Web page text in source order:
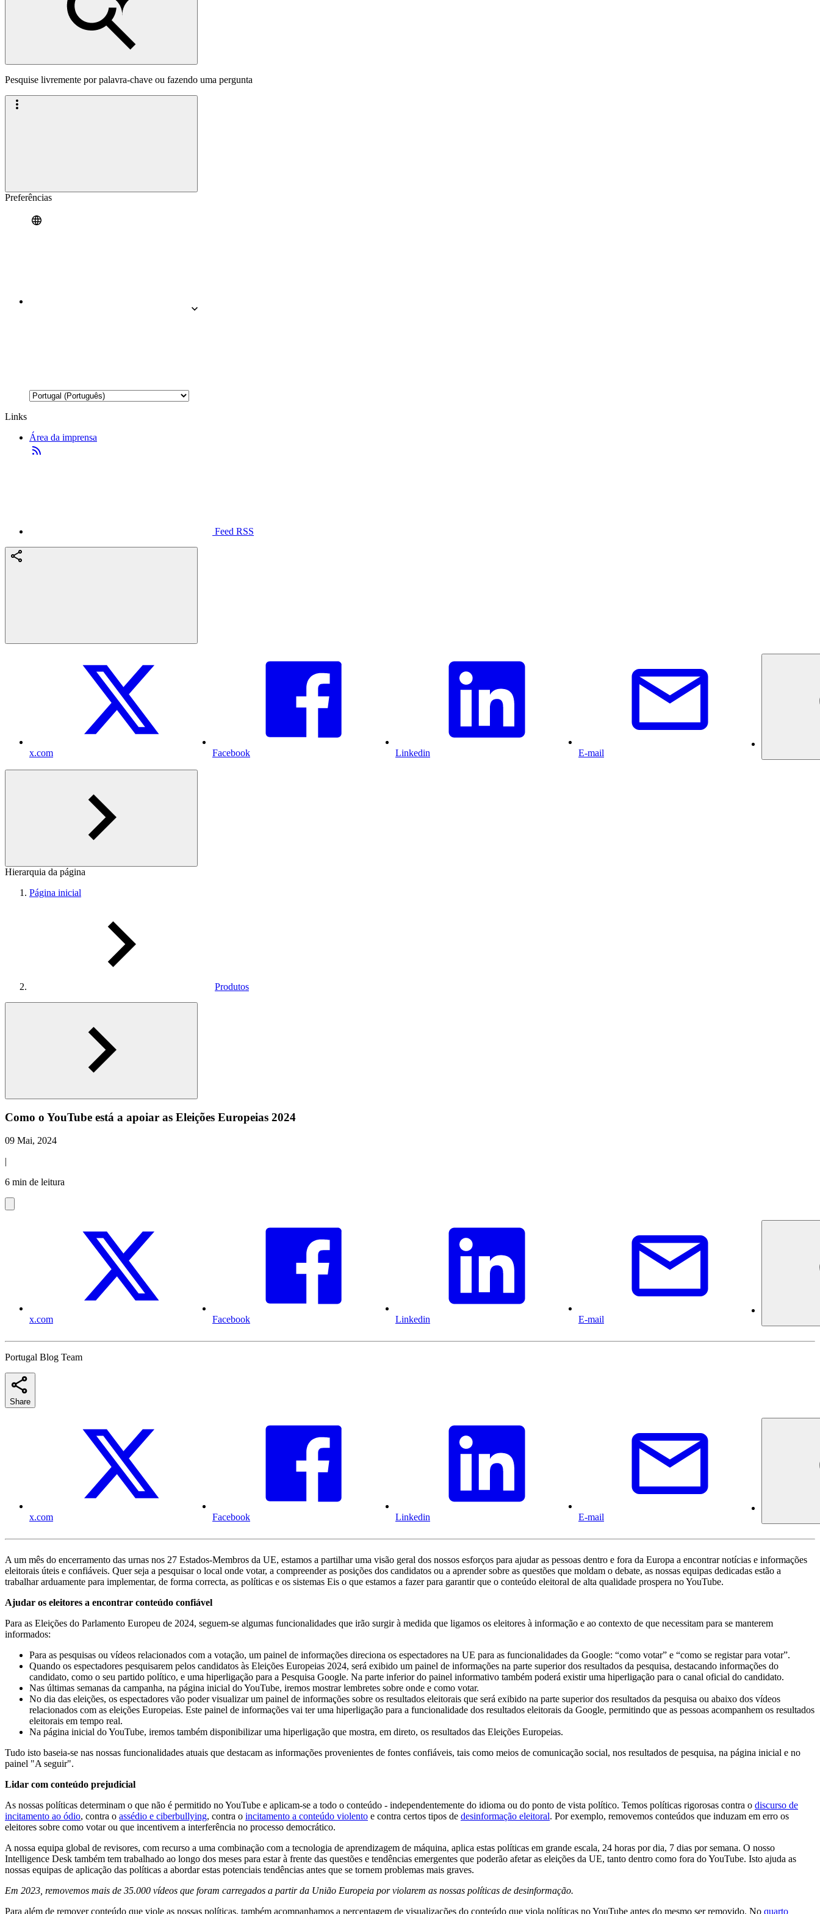
Pesquise livremente por palavra-chave ou fazendo uma pergunta
Preferências
Links
Área da imprensa
Feed RSS
x.com Facebook Linkedin E-mail
Hierarquia da página
Página inicial
Produtos
Como o YouTube está a apoiar as Eleições Europeias 2024
09 Mai, 2024
|
6 min de leitura
x.com Facebook Linkedin E-mail
Portugal Blog Team
Share
x.com Facebook Linkedin E-mail
A um mês do encerramento das urnas nos 27 Estados-Membros da UE, estamos a partilhar uma visão geral dos nossos esforços para ajudar as pessoas dentro e fora da Europa a encontrar notícias e informações
eleitorais úteis e confiáveis. Quer seja a pesquisar o local onde votar, a compreender as posições dos candidatos ou a aprender sobre as questões que moldam o debate, as nossas equipas dedicadas estão a
trabalhar arduamente para implementar, de forma correcta, as políticas e os sistemas Eis o que estamos a fazer para garantir que o conteúdo eleitoral de alta qualidade prospera no YouTube.
Ajudar os eleitores a encontrar conteúdo confiável
Para as Eleições do Parlamento Europeu de 2024, seguem-se algumas funcionalidades que irão surgir à medida que ligamos os eleitores à informação e ao contexto de que necessitam para se manterem
informados:
Para as pesquisas ou vídeos relacionados com a votação, um painel de informações direciona os espectadores na UE para as funcionalidades da Google: “como votar” e “como se registar para votar”.
Quando os espectadores pesquisarem pelos candidatos às Eleições Europeias 2024, será exibido um painel de informações na parte superior dos resultados da pesquisa, destacando informações do
candidato, como o seu partido político, e uma hiperligação para a Pesquisa Google. Na parte inferior do painel informativo também poderá existir uma hiperligação para o canal oficial do candidato.
Nas últimas semanas da campanha, na página inicial do YouTube, iremos mostrar lembretes sobre onde e como votar.
No dia das eleições, os espectadores vão poder visualizar um painel de informações sobre os resultados eleitorais que será exibido na parte superior dos resultados da pesquisa ou abaixo dos vídeos
relacionados com as eleições Europeias. Este painel de informações vai ter uma hiperligação para a funcionalidade dos resultados eleitorais da Google, permitindo que as pessoas acompanhem os resultados
eleitorais em tempo real.
Na página inicial do YouTube, iremos também disponibilizar uma hiperligação que mostra, em direto, os resultados das Eleições Europeias.
Tudo isto baseia-se nas nossas funcionalidades atuais que destacam as informações provenientes de fontes confiáveis, tais como meios de comunicação social, nos resultados de pesquisa, na página inicial e no
painel "A seguir".
Lidar com conteúdo prejudicial
As nossas políticas determinam o que não é permitido no YouTube e aplicam-se a todo o conteúdo - independentemente do idioma ou do ponto de vista político. Temos políticas rigorosas contra o discurso de
incitamento ao ódio, contra o assédio e ciberbullying, contra o incitamento a conteúdo violento e contra certos tipos de desinformação eleitoral. Por exemplo, removemos conteúdos que induzam em erro os
eleitores sobre como votar ou que incentivem a interferência no processo democrático.
A nossa equipa global de revisores, com recurso a uma combinação com a tecnologia de aprendizagem de máquina, aplica estas políticas em grande escala, 24 horas por dia, 7 dias por semana. O nosso
Intelligence Desk também tem trabalhado ao longo dos meses para estar à frente das questões e tendências emergentes que poderão afetar as eleições da UE, tanto dentro como fora do YouTube. Isto ajuda as
nossas equipas de aplicação das políticas a abordar estas potenciais tendências antes que se tornem problemas mais graves.
Em 2023, removemos mais de 35.000 vídeos que foram carregados a partir da União Europeia por violarem as nossas políticas de desinformação.
Para além de remover conteúdo que viole as nossas políticas, também acompanhamos a percentagem de visualizações do conteúdo que viola políticas no YouTube antes do mesmo ser removido. No quarto